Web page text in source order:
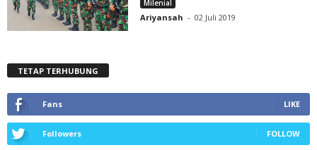
Milenial
Ariyansah - 02 Juli 2019
TETAP TERHUBUNG
Fans LIKE
Followers FOLLOW